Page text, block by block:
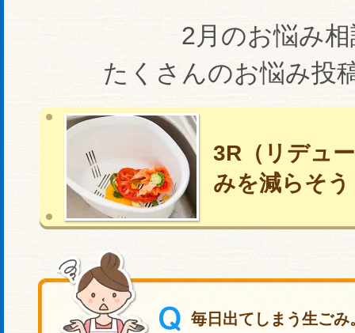
2月のお悩み
たくさんのお悩み投
3R（リデュ
みを減らそう
毎日出てしまう生ご